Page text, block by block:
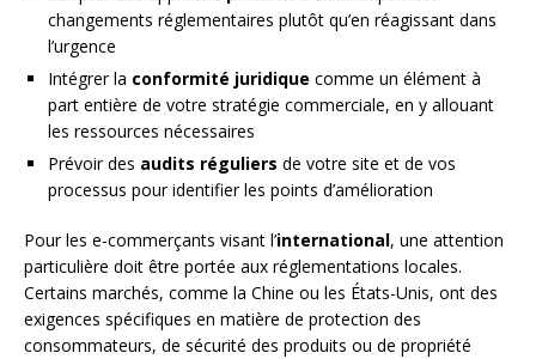
changements réglementaires plutôt qu’en réagissant dans
l’urgence
Intégrer la conformité juridique comme un élément à
part entière de votre stratégie commerciale, en y allouant
les ressources nécessaires
Prévoir des audits réguliers de votre site et de vos
processus pour identifier les points d’amélioration
Pour les e-commerçants visant l’international, une attention
particulière doit être portée aux réglementations locales.
Certains marchés, comme la Chine ou les États-Unis, ont des
exigences spécifiques en matière de protection des
consommateurs, de sécurité des produits ou de propriété